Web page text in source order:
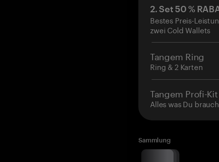
2. Set 50 %
Bestes Preis-
zwei Cold Wallets
Tangem Ring
Ring & 2 Karten
Tangem Profi-Kit
Alles was Du
Sammlung